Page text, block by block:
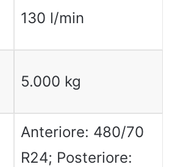
130 l/min
5.000 kg
Anteriore: 480/70
R24; Posteriore: